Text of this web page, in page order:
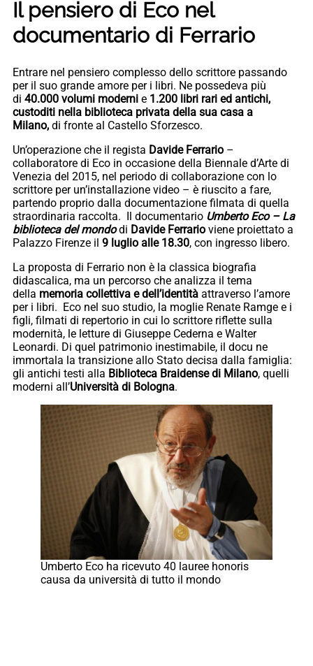
Il pensiero di Eco nel
documentario di Ferrario
Entrare nel pensiero complesso dello scrittore passando
per il suo grande amore per i libri. Ne possedeva più
di 40.000 volumi moderni e 1.200 libri rari ed antichi,
custoditi nella biblioteca privata della sua casa a
Milano, di fronte al Castello Sforzesco.
Un’operazione che il regista Davide Ferrario –
collaboratore di Eco in occasione della Biennale d’Arte di
Venezia del 2015, nel periodo di collaborazione con lo
scrittore per un’installazione video – è riuscito a fare,
partendo proprio dalla documentazione filmata di quella
straordinaria raccolta. Il documentario Umberto Eco – La
biblioteca del mondodi Davide Ferrario viene proiettato a
Palazzo Firenze il 9 luglio alle 18.30, con ingresso libero.
La proposta di Ferrario non è la classica biografia
didascalica, ma un percorso che analizza il tema
della memoria collettiva edell’identità attraverso l’amore
per i libri. Eco nel suo studio, la moglie Renate Ramge e i
figli, filmati di repertorio in cui lo scrittore riflette sulla
modernità, le letture di Giuseppe Cederna e Walter
Leonardi. Di quel patrimonio inestimabile, il docu ne
immortala la transizione allo Stato decisa dalla famiglia:
gli antichi testi alla Biblioteca Braidense di Milano, quelli
moderni all’Università di Bologna.
Umberto Eco ha ricevuto 40 lauree honoris
causa da università di tutto il mondo